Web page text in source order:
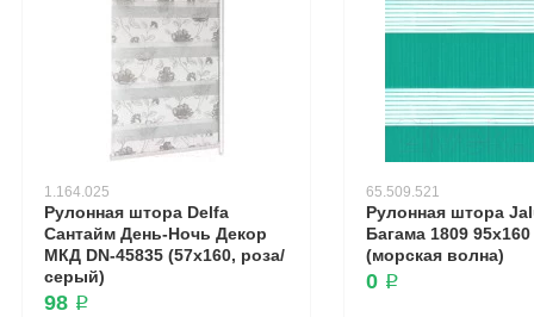
1.164.025
Рулонная штора Delfa
Сантайм День-Ночь Декор
МКД DN-45835 (57x160, роза/
серый)
98 ₽
65.509.521
Рулонная штора
Багама 1809 95x160
(морская волна)
0 ₽